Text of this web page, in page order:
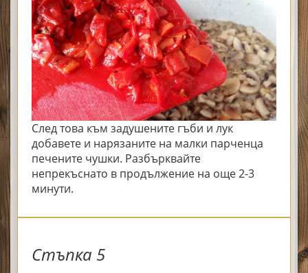
След това към задушените гъби и лук
добавете и нарязаните на малки парченца
печените чушки. Разбърквайте
непрекъснато в продължение на още 2-3
минути.
Стъпка 5